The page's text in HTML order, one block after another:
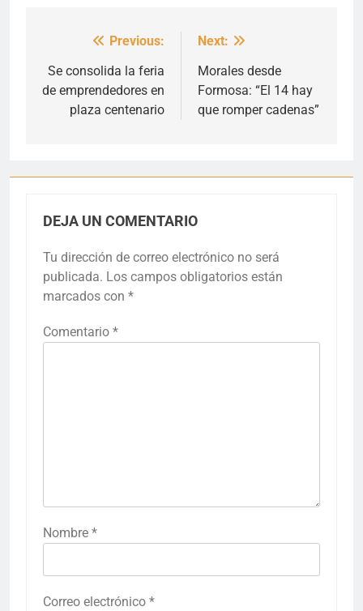
Navegación
de
entradas
Previous:
Se consolida la feria
de emprendedores en
plaza centenario
Next:
Morales desde
Formosa: “El 14 hay
que romper cadenas”
DEJA UN COMENTARIO
Tu dirección de correo electrónico no será
publicada. Los campos obligatorios están
marcados con *
Comentario *
Nombre *
Correo electrónico *